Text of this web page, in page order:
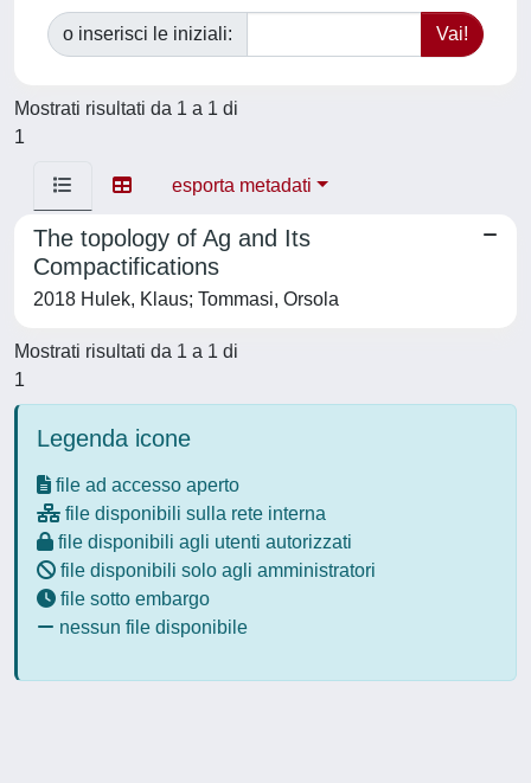
o inserisci le iniziali:
Mostrati risultati da 1 a 1 di
1
esporta metadati
The topology of Ag and Its
Compactifications
2018 Hulek, Klaus; Tommasi, Orsola
Mostrati risultati da 1 a 1 di
1
Legenda icone
file ad accesso aperto
file disponibili sulla rete interna
file disponibili agli utenti autorizzati
file disponibili solo agli amministratori
file sotto embargo
nessun file disponibile